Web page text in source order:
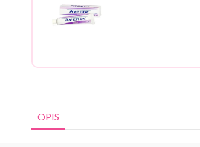
OPIS